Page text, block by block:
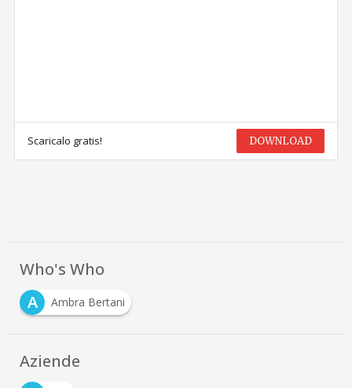
Scaricalo gratis! DOWNLOAD
Who's Who
A
Ambra Bertani
Aziende